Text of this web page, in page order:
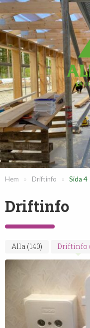
Hem » Driftinfo » Sida 4
Driftinfo
Alla (140) Driftinfo